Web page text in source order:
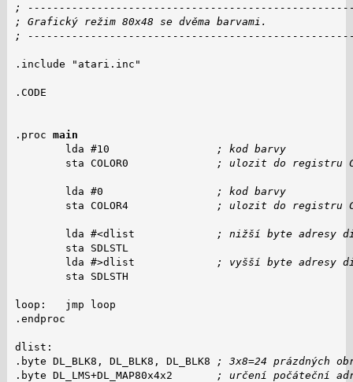
;
; Grafický režim 80x48 se dvěma barvami.
;
.include "atari.inc"
.CODE
.proc main
        lda #10
; kod barvy
        sta COLOR0
; ulozit do registru
        lda #0
; kod barvy
        sta COLOR4
; ulozit do registru
        lda #<dlist
; nižší byte adresy
        sta SDLSTL
        lda #>dlist
; vyšší byte adresy
        sta SDLSTH
loop:   jmp loop
.endproc
dlist:
.byte DL_BLK8, DL_BLK8, DL_BLK8
; 3x8=24 prázdných
.byte DL_LMS+DL_MAP80x4x2
; určení počáteční